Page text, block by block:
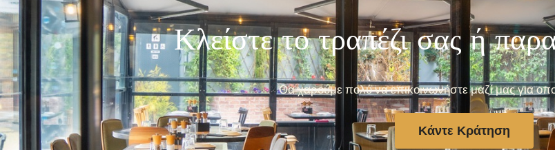
Κλείστε το τραπέζι σας ή
Θα χαρούμε πολύ να επικοινωνήστε μαζί μας για
Κάντε Κράτηση